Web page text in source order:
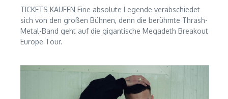
TICKETS KAUFEN Eine absolute Legende verabschiedet
sich von den großen Bühnen, denn die berühmte Thrash-
Metal-Band geht auf die gigantische Megadeth Breakout
Europe Tour.